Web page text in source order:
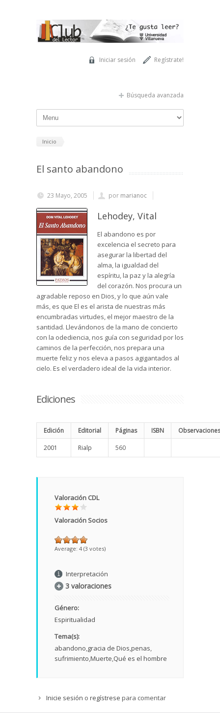
Regístrate!
Iniciar sesión
Búsqueda avanzada
Inicio
El santo abandono
23 Mayo, 2005 por marianoc
Lehodey, Vital
El abandono es por
excelencia el secreto para
asegurar la libertad del
alma, la igualdad del
espíritu, la paz y la alegría
del corazón. Nos procura un
agradable reposo en Dios, y lo que aún vale
más, es que El es el arista de nuestras más
encumbradas virtudes, el mejor maestro de la
santidad. Llevándonos de la mano de concierto
con la odediencia, nos guía con seguridad por los
caminos de la perfección, nos prepara una
muerte feliz y nos eleva a pasos agigantados al
cielo. Es el verdadero ideal de la vida interior.
Ediciones
Edición Editorial Páginas ISBN Observaciones
2001 Rialp 560
Valoración CDL
Valoración Socios
Average: 4 (3 votes)
Interpretación
3 valoraciones
Género:
Espiritualidad
Tema(s):
abandono gracia de Dios penas
sufrimiento Muerte Qué es el hombre
Inicie sesión o regístrese para comentar